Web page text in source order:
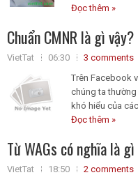
Đọc thêm »
Chuẩn CMNR là gì vậy?
VietTat 06:30
3 comments
Trên Facebook
chúng ta thường
khó hiểu của
Đọc thêm »
Từ WAGs có nghĩa là
VietTat 18:50
2 comments